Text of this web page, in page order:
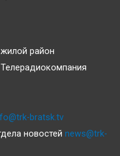
жилой район
bratsk.tv
новостей news@trk-